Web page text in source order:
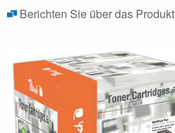
Berichten Sie über das Produkt